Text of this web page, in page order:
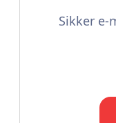
Sikker e-